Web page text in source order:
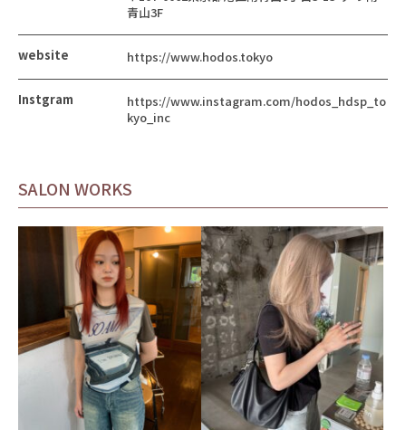
青山3F
website https://www.hodos.tokyo
Instgram
https://www.instagram.com/hodos_hdsp_to
kyo_inc
SALON WORKS